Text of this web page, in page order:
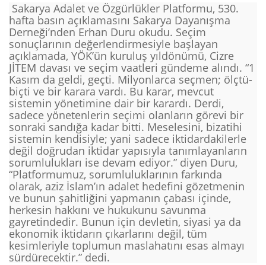
Sakarya Adalet ve Özgürlükler Platformu, 530.
hafta basın açıklamasını Sakarya Dayanışma
Derneği’nden Erhan Duru okudu. Seçim
sonuçlarının değerlendirmesiyle başlayan
açıklamada, YÖK’ün kuruluş yıldönümü, Cizre
JİTEM davası ve seçim vaatleri gündeme alındı. “1
Kasım da geldi, geçti. Milyonlarca seçmen; ölçtü-
biçti ve bir karara vardı. Bu karar, mevcut
sistemin yönetimine dair bir karardı. Derdi,
sadece yönetenlerin seçimi olanların görevi bir
sonraki sandığa kadar bitti. Meselesini, bizatihi
sistemin kendisiyle; yani sadece iktidardakilerle
değil doğrudan iktidar yapısıyla tanımlayanların
sorumlulukları ise devam ediyor.” diyen Duru,
“Platformumuz, sorumluluklarının farkında
olarak, aziz İslam’ın adalet hedefini gözetmenin
ve bunun şahitliğini yapmanın çabası içinde,
herkesin hakkını ve hukukunu savunma
gayretindedir. Bunun için devletin, siyasi ya da
ekonomik iktidarın çıkarlarını değil, tüm
kesimleriyle toplumun maslahatını esas almayı
sürdürecektir.” dedi.